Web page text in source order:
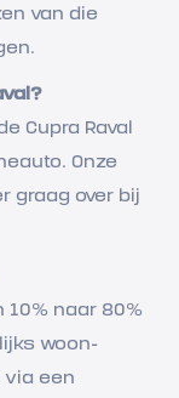
van die
Cupra Raval
Onze
graag over bij
10% naar 80%
woon-
via een